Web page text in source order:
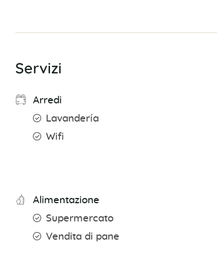
Servizi
Arredi
Lavandería
Wifi
Alimentazione
Supermercato
Vendita di pane